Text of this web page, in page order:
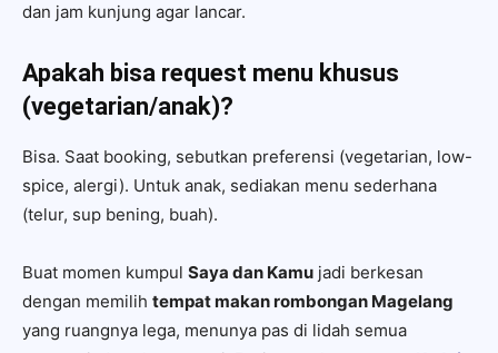
dan jam kunjung agar lancar.
Apakah bisa request menu khusus
(vegetarian/anak)?
Bisa. Saat booking, sebutkan preferensi (vegetarian, low-
spice, alergi). Untuk anak, sediakan menu sederhana
(telur, sup bening, buah).
Buat momen kumpul Saya dan Kamu jadi berkesan
dengan memilih tempat makan rombongan Magelang
yang ruangnya lega, menunya pas di lidah semua